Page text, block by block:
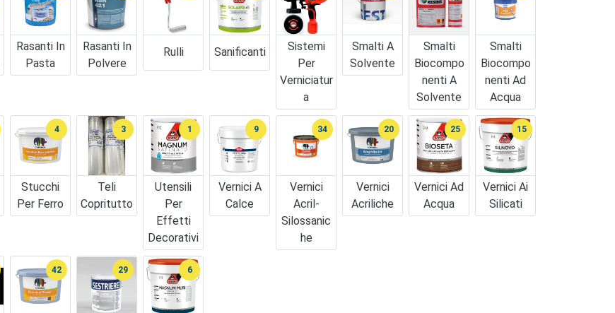
Rasanti In
Pasta
Rasanti In
Polvere
Rulli Sanificanti
Sistemi
Per
Verniciatur
A
Smalti A
Solvente
Smalti
Biocompo
Nenti A
Solvente
Smalti
Biocompo
Nenti Ad
Acqua
Stucchi
Per Ferro
4
Teli
Copritutto
3
Utensili
Per
Effetti
Decorativi
1
Vernici A
Calce
9
Vernici
Acril-
Silossanic
He
34
Vernici
Acriliche
20
Vernici Ad
Acqua
25
Vernici Ai
Silicati
15
42 29 6